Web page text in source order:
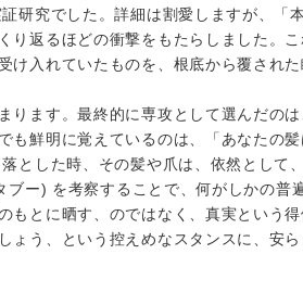
研究でした。詳細は割愛しますが、「
り返るほどの衝撃をもたらしました。
け入れていたものを、根底から覆された
ります。最終的に専攻として選んだの
も鮮明に覚えているのは、「あなたの
とした時、その髪や爪は、依然として
ー) を考察することで、何がしかの普
もとに晒す、のではなく、真実という
ょう、という控えめなスタンスに、安ら